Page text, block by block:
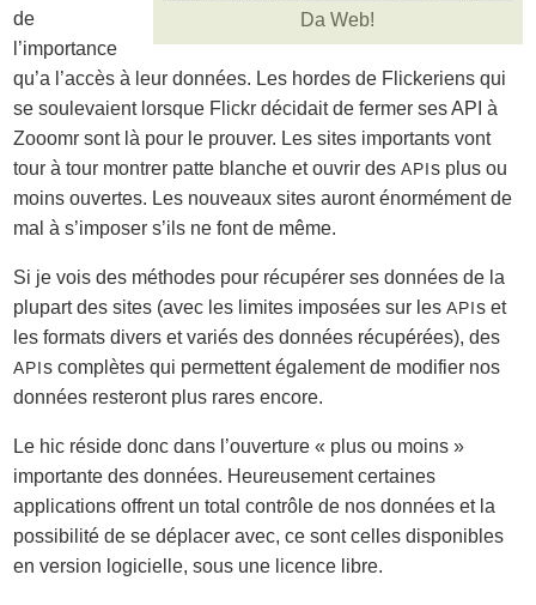
Da Web!
de
l’importance
qu’a l’accès à leur données. Les hordes de Flickeriens qui
se soulevaient lorsque Flickr décidait de fermer ses API à
Zooomr sont là pour le prouver. Les sites importants vont
tour à tour montrer patte blanche et ouvrir desAPIs plus ou
moins ouvertes. Les nouveaux sites auront énormément de
mal à s’imposer s’ils ne font de même.
Si je vois des méthodes pour récupérer ses données de la
plupart des sites (avec les limites imposées sur lesAPIs et
les formats divers et variés des données récupérées), des
APIs complètes qui permettent également de modifier nos
données resteront plus rares encore.
Le hic réside donc dans l’ouverture « plus ou moins »
importante des données. Heureusement certaines
applications offrent un total contrôle de nos données et la
possibilité de se déplacer avec, ce sont celles disponibles
en version logicielle, sous une licence libre.